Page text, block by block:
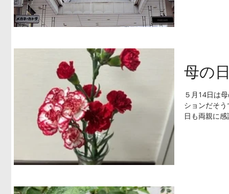
母の
５月14日は
ションだそ
日も両親に